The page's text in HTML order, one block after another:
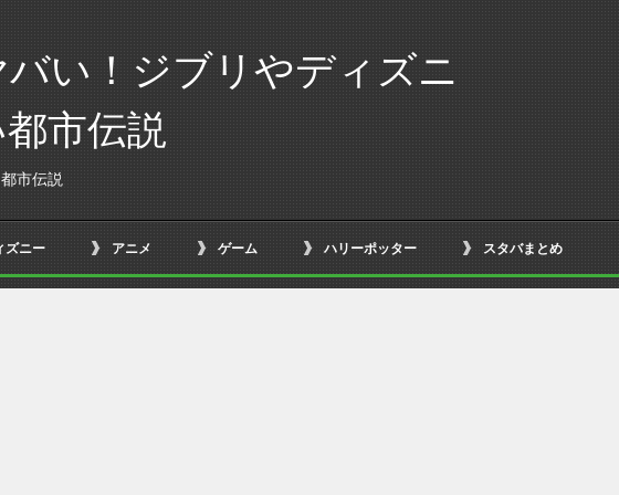
い！ジブリやディズニ
市伝説
市伝説
ズニー アニメ ゲーム ハリーポッター スタバまとめ